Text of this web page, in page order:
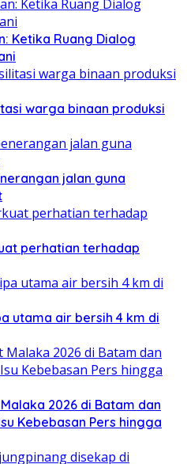
Ketika Ruang Dialog
warga binaan produksi
jalan guna
perhatian terhadap
utama air bersih 4 km di
2026 di Batam dan
Kebebasan Pers hingga